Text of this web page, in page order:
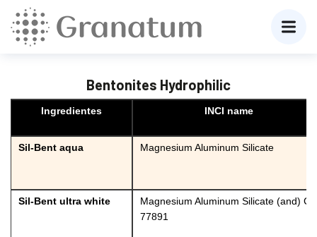
Bentonites Hydrophilic
Ingredientes INCI name
Sil-Bent aqua Magnesium Aluminum Silicate
Sil-Bent ultra white
Magnesium Aluminum Silicate (and) CI
77891